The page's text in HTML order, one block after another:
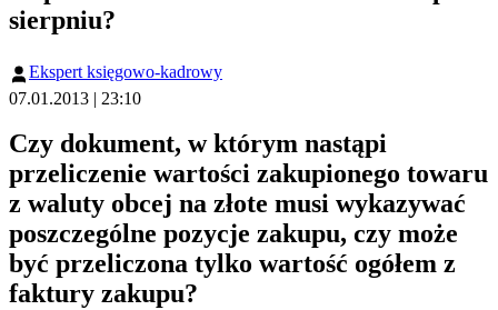
sierpniu?
Ekspert księgowo-kadrowy
07.01.2013 | 23:10
Czy dokument, w którym nastąpi
przeliczenie wartości zakupionego towaru
z waluty obcej na złote musi wykazywać
poszczególne pozycje zakupu, czy może
być przeliczona tylko wartość ogółem z
faktury zakupu?